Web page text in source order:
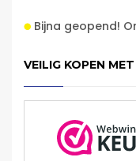
Bijna geopend!
VEILIG KOPEN